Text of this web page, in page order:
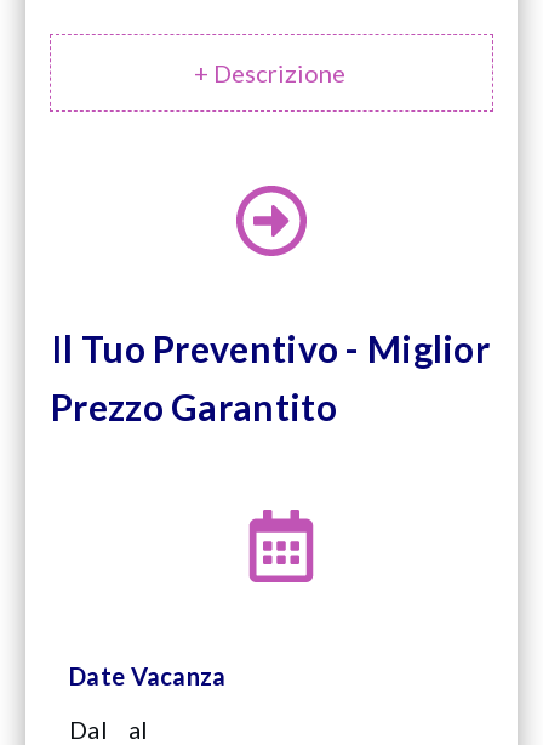
+ Descrizione
Il Tuo Preventivo - Miglior
Prezzo Garantito
Date Vacanza
Dal
al